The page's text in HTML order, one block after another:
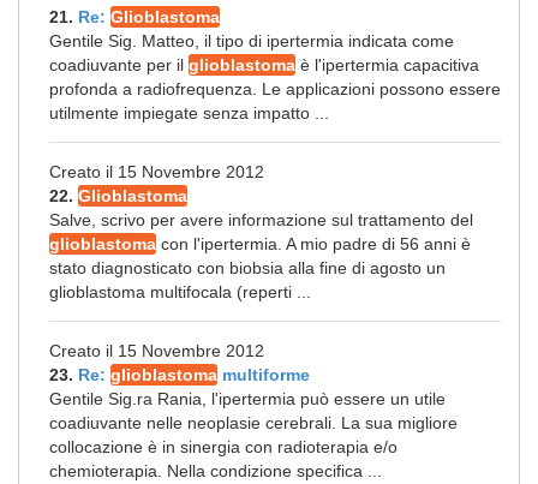
21. Re: Glioblastoma
Gentile Sig. Matteo, il tipo di ipertermia indicata come
coadiuvante per il glioblastoma è l'ipertermia capacitiva
profonda a radiofrequenza. Le applicazioni possono essere
utilmente impiegate senza impatto ...
Creato il 15 Novembre 2012
22. Glioblastoma
Salve, scrivo per avere informazione sul trattamento del
glioblastoma con l'ipertermia. A mio padre di 56 anni è
stato diagnosticato con biobsia alla fine di agosto un
glioblastoma multifocala (reperti ...
Creato il 15 Novembre 2012
23. Re: glioblastoma multiforme
Gentile Sig.ra Rania, l'ipertermia può essere un utile
coadiuvante nelle neoplasie cerebrali. La sua migliore
collocazione è in sinergia con radioterapia e/o
chemioterapia. Nella condizione specifica ...